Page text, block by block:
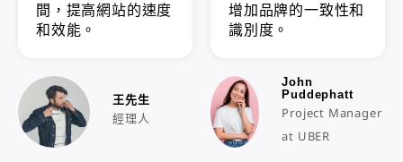
間，提高網站的速度
和效能。
王先生
經理人
增加品牌的一致性和
識別度。
John
Puddephatt‏‏
Project Manager
at UBER